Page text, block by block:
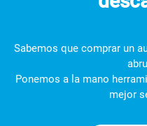
Sabemos que comprar un
Ponemos a la mano
mejor